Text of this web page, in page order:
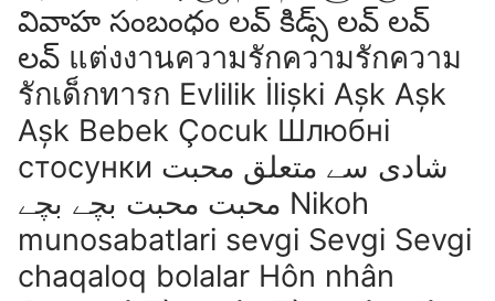
వివాహ సంబంధం లవ్ కిడ్స్ లవ్ లవ్
లవ్ แต่งงานความรักความรักความ
รักเด็กทารก Evlilik İlişki Aşk Aşk
Aşk Bebek Çocuk Шлюбні
стосунки شادی سے متعلق محبت
محبت محبت بچے بچے Nikoh
munosabatlari sevgi Sevgi Sevgi
chaqaloq bolalar Hôn nhân